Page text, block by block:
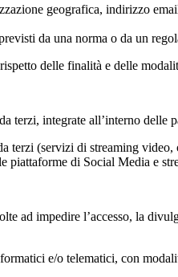
geografica, indirizzo
da una norma o da un
delle finalità e delle
terzi, integrate all’interno delle
terzi (servizi di streaming
piattaforme di Social Media e
ad impedire l’accesso, la
e/o telematici, con